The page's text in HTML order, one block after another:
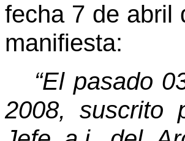
fecha 7 de abril
manifiesta:
“El pasado
2008, suscrito